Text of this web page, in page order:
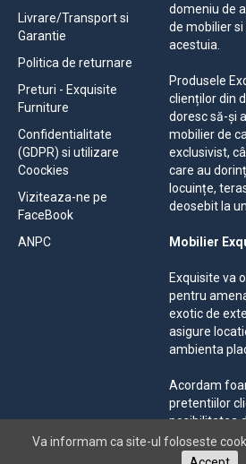
Livrare/Transport si
Garantie
Politica de returnare
Preturi - Exquisite
Furniture
Confidentialitate
(GDPR) si utilizare
Coockies
Viziteaza-ne pe
FaceBook
ANPC
domeniu de
de mobilier
acestuia.
Produsele
clienților din
doresc să-și
mobilier de
exclusivist,
care au
locuințe,
deosebit la
Mobilier
Exquisite va
pentru
exotic de
asigure
ambienta
Acordam
pretentiilor
posibilitatea
mobilierul
gama larga
Va informam ca site-ul foloseste